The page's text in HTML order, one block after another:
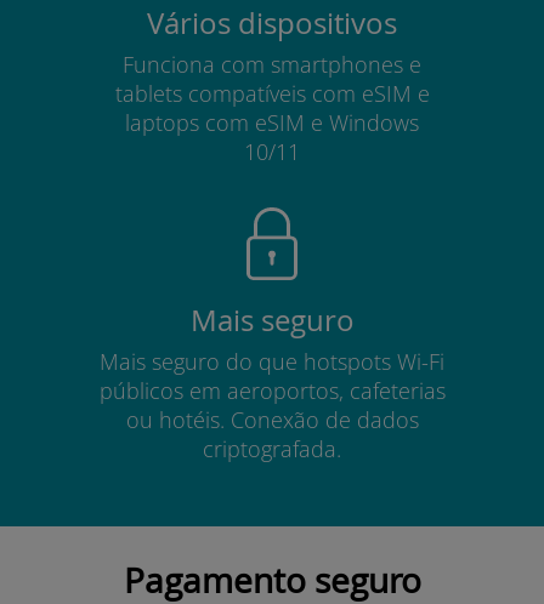
Vários dispositivos
Funciona com smartphones e
tablets compatíveis com eSIM e
laptops com eSIM e Windows
10/11
Mais seguro
Mais seguro do que hotspots Wi-Fi
públicos em aeroportos, cafeterias
ou hotéis. Conexão de dados
criptografada.
Pagamento seguro